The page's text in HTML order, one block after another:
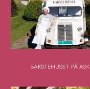
BAKSTEHUSET PÅ ASK